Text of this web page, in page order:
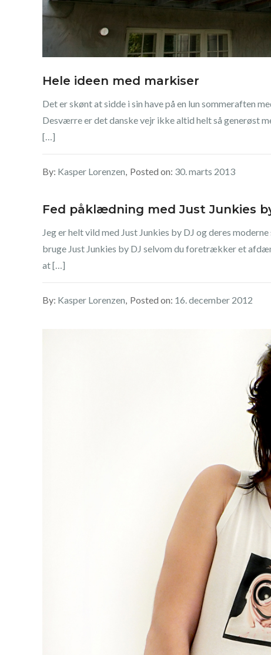
Hele ideen med markiser
Det er skønt at sidde i sin have på en lun sommeraften
Desværre er det danske vejr ikke altid helt så generøst
[…]
By: Kasper Lorenzen Posted on: 30. marts 2013
Fed påklædning med Just Junkies
Jeg er helt vild med Just Junkies by DJ og deres
bruge Just Junkies by DJ selvom du foretrækker et
at […]
By: Kasper Lorenzen Posted on: 16. december 2012